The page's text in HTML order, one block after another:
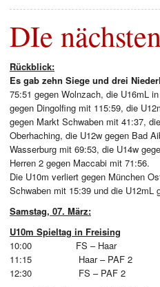
DIe
Rückblick:
Es gab zehn Siege und drei
75:51 gegen Wolnzach, die U16mL
gegen Dingolfing mit 115:59, die
gegen Markt Schwaben mit 41:37,
Oberhaching, die U12w gegen Bad
Wasserburg mit 69:53, die U14w
Herren 2 gegen Maccabi mit 71:56.
Die U10m verliert gegen München
Schwaben mit 15:39 und die U12mL
Samstag, 07. März:
U10m Spieltag in Freising
10:00 FS – Haar
11:15 Haar – PAF 2
12:30 FS